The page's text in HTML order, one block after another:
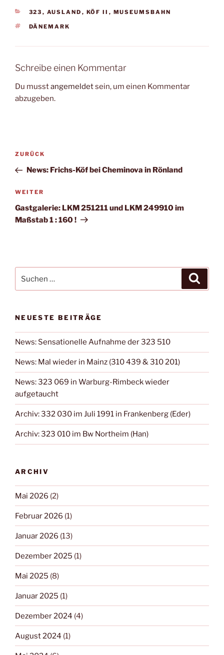
KATEGORIEN
323 , AUSLAND , KÖF II , MUSEUMSBAHN
SCHLAGWÖRTER
DÄNEMARK
Schreibe einen Kommentar
Du musstangemeldetsein, um einen Kommentar
abzugeben.
Beitragsnavigation
Vorheriger
Beitrag
ZURÜCK
News: Frichs-Köf bei Cheminova in Rönland
Nächster
Beitrag
WEITER
Gastgalerie: LKM 251211 und LKM 249910 im
Maßstab 1 : 160 !
nach:
NEUESTE BEITRÄGE
News: Sensationelle Aufnahme der 323 510
News: Mal wieder in Mainz (310 439 & 310 201)
News: 323 069 in Warburg-Rimbeck wieder
aufgetaucht
Archiv: 332 030 im Juli 1991 in Frankenberg (Eder)
Archiv: 323 010 im Bw Northeim (Han)
ARCHIV
Mai 2026 (2)
Februar 2026 (1)
Januar 2026 (13)
Dezember 2025 (1)
Mai 2025 (8)
Januar 2025 (1)
Dezember 2024 (4)
August 2024 (1)